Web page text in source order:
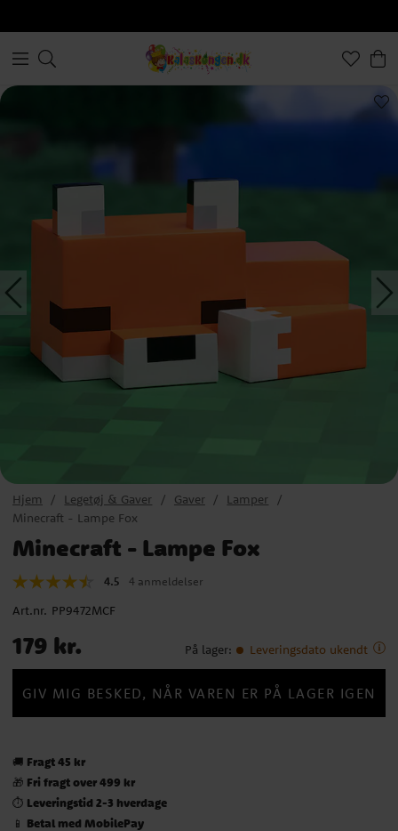
Hjem Legetøj & Gaver Gaver
Lamper
Minecraft - Lampe Fox
Minecraft - Lampe Fox
4.5 4 anmeldelser
Art.nr. PP9472MCF
Pris:179 kr.
179 kr. På lager: Leveringsdato ukendt
GIV MIG BESKED, NÅR VAREN ER PÅ LAGER IGEN
🚚 Fragt 45 kr
🎁 Fri fragt over 499 kr
⏱️ Leveringstid 2-3 hverdage
📱 Betal med MobilePay